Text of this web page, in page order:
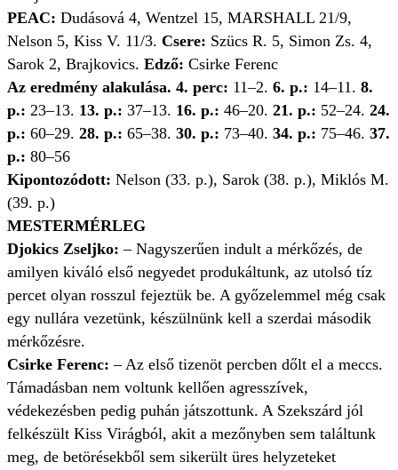
PEAC: Dudásová 4, Wentzel 15, MARSHALL 21/9,
Nelson 5, Kiss V. 11/3. Csere: Szücs R. 5, Simon Zs. 4,
Sarok 2, Brajkovics. Edző: Csirke Ferenc
Az eredmény alakulása. 4. perc: 11–2. 6. p.: 14–11. 8.
p.: 23–13. 13. p.: 37–13. 16. p.: 46–20. 21. p.: 52–24. 24.
p.: 60–29. 28. p.: 65–38. 30. p.: 73–40. 34. p.: 75–46. 37.
p.: 80–56
Kipontozódott: Nelson (33. p.), Sarok (38. p.), Miklós M.
(39. p.)
MESTERMÉRLEG
Djokics Zseljko: – Nagyszerűen indult a mérkőzés, de
amilyen kiváló első negyedet produkáltunk, az utolsó tíz
percet olyan rosszul fejeztük be. A győzelemmel még csak
egy nullára vezetünk, készülnünk kell a szerdai második
mérkőzésre.
Csirke Ferenc:– Az első tizenöt percben dőlt el a meccs.
Támadásban nem voltunk kellően agresszívek,
védekezésben pedig puhán játszottunk. A Szekszárd jól
felkészült Kiss Virágból, akit a mezőnyben sem találtunk
meg, de betörésekből sem sikerült üres helyzeteket